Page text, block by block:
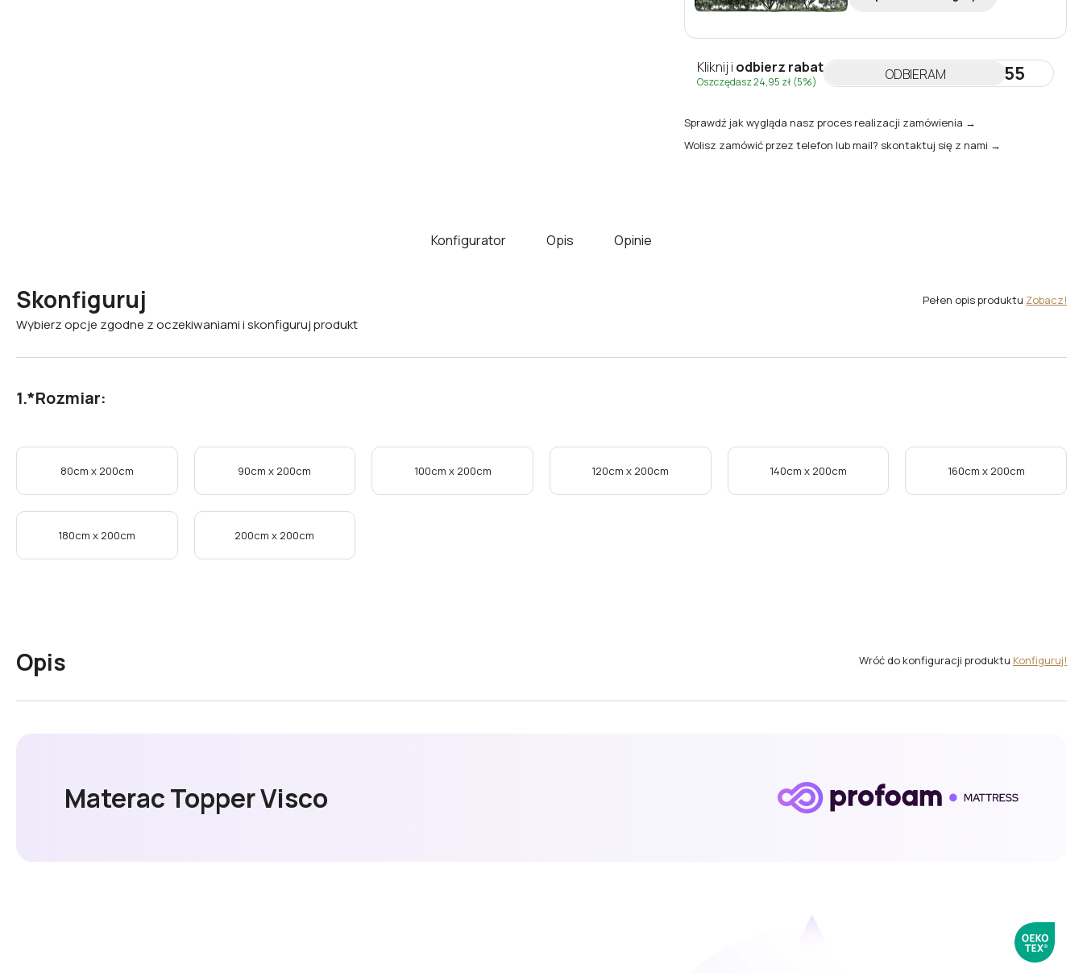
Kliknij i odbierz rabat
Oszczędasz24,95 zł (5%) ODBIERAM
NEWSLETTER55
Sprawdź jak wygląda nasz proces realizacji zamówienia →
Wolisz zamówić przez telefon lub mail? skontaktuj się z nami →
Konfigurator Opis Opinie
Skonfiguruj
Wybierz opcje zgodne z oczekiwaniami i skonfiguruj produkt
Pełen opis produktu Zobacz!
*Rozmiar:
80cm x 200cm 90cm x 200cm 100cm x 200cm 120cm x 200cm 140cm x 200cm 160cm x 200cm
180cm x 200cm 200cm x 200cm
Opis Wróć do konfiguracji produktu Konfiguruj!
Materac Topper Visco